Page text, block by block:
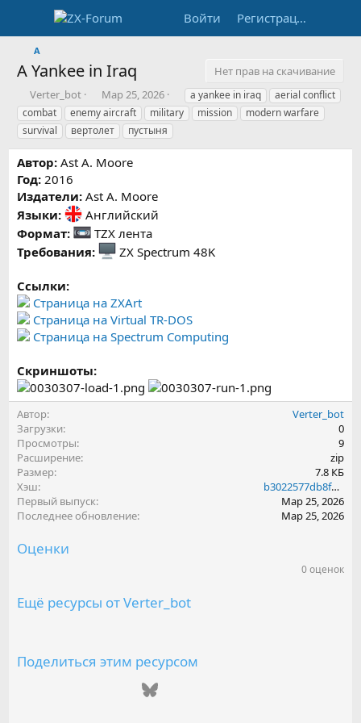
Войти Регистрация
A
A Yankee in Iraq
Нет прав на скачивание
А
в
т
о
р
Verter_bot
Д
а
т
а
с
о
д
а
и
я
Мар 25, 2026
Т
е
г
a yankee in iraq
aerial conflict
combat
enemy aircraft military mission
modern warfare
survival
вертолет пустыня
Автор: Ast A. Moore
Год: 2016
Издатели: Ast A. Moore
Языки:
Английский
Формат:
TZX лента
Требования:
ZX Spectrum 48K
Ссылки:
Страница на ZXArt
Страница на Virtual TR-DOS
Страница на Spectrum Computing
Скриншоты:
Автор
Verter_bot
Загрузки
0
Просмотры
9
Расширение
zip
Размер
7.8 КБ
Хэш
b3022577db8f6f43cd204c8705335e87
Первый выпуск
Мар 25, 2026
Последнее обновление
Мар 25, 2026
Оценки
0
0
з
д
0 оценок
Ещё ресурсы от Verter_bot
Поделиться этим ресурсом
Одноклассники
TelegramBluesky